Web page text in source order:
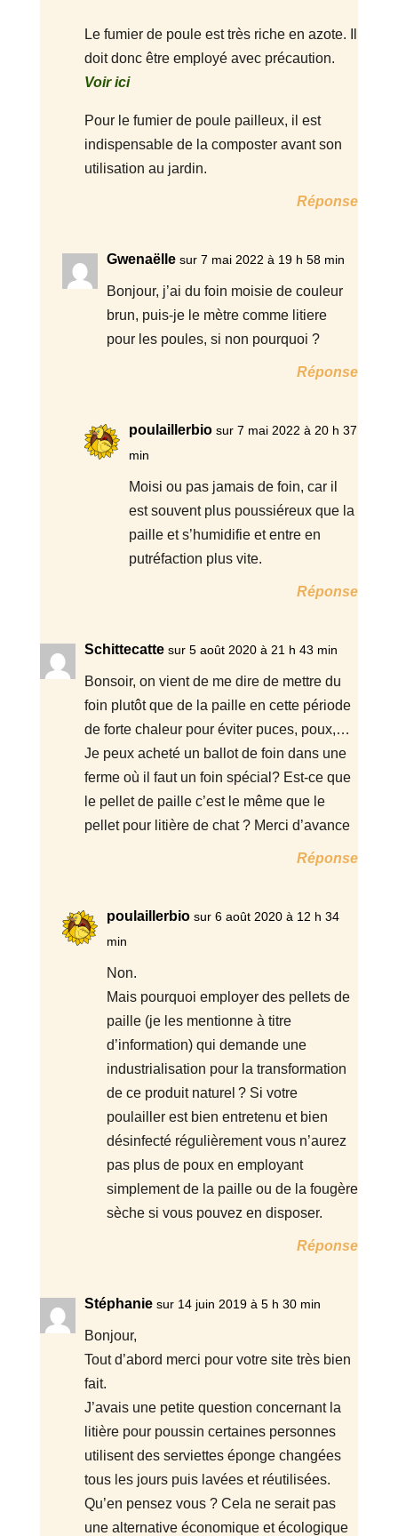
Le fumier de poule est très riche en azote. Il
doit donc être employé avec précaution.
Voir ici
Pour le fumier de poule pailleux, il est
indispensable de la composter avant son
utilisation au jardin.
Réponse
Gwenaëlle sur 7 mai 2022 à 19 h 58 min
Bonjour, j’ai du foin moisie de couleur
brun, puis-je le mètre comme litiere
pour les poules, si non pourquoi ?
Réponse
poulaillerbio sur 7 mai 2022 à 20 h 37
min
Moisi ou pas jamais de foin, car il
est souvent plus poussiéreux que la
paille et s’humidifie et entre en
putréfaction plus vite.
Réponse
Schittecatte sur 5 août 2020 à 21 h 43 min
Bonsoir, on vient de me dire de mettre du
foin plutôt que de la paille en cette période
de forte chaleur pour éviter puces, poux,…
Je peux acheté un ballot de foin dans une
ferme où il faut un foin spécial? Est-ce que
le pellet de paille c’est le même que le
pellet pour litière de chat ? Merci d’avance
Réponse
poulaillerbio sur 6 août 2020 à 12 h 34
min
Non.
Mais pourquoi employer des pellets de
paille (je les mentionne à titre
d’information) qui demande une
industrialisation pour la transformation
de ce produit naturel ? Si votre
poulailler est bien entretenu et bien
désinfecté régulièrement vous n’aurez
pas plus de poux en employant
simplement de la paille ou de la fougère
sèche si vous pouvez en disposer.
Réponse
Stéphanie sur 14 juin 2019 à 5 h 30 min
Bonjour,
Tout d’abord merci pour votre site très bien
fait.
J’avais une petite question concernant la
litière pour poussin certaines personnes
utilisent des serviettes éponge changées
tous les jours puis lavées et réutilisées.
Qu’en pensez vous ? Cela ne serait pas
une alternative économique et écologique